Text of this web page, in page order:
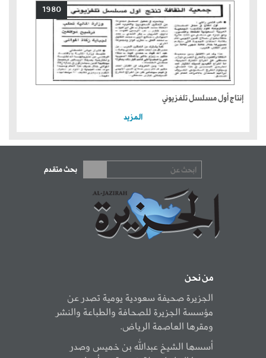
1980
إنتاج أول مسلسل تلفزيوني
المزيد
بحث متقدم
من نحن
الجزيرة صحيفة سعودية يومية تصدر عن
مؤسسة الجزيرة للصحافة والطباعة والنشر
ومقرها العاصمة الرياض.
أسسها الشيخ عبدالله بن خميس وصدر